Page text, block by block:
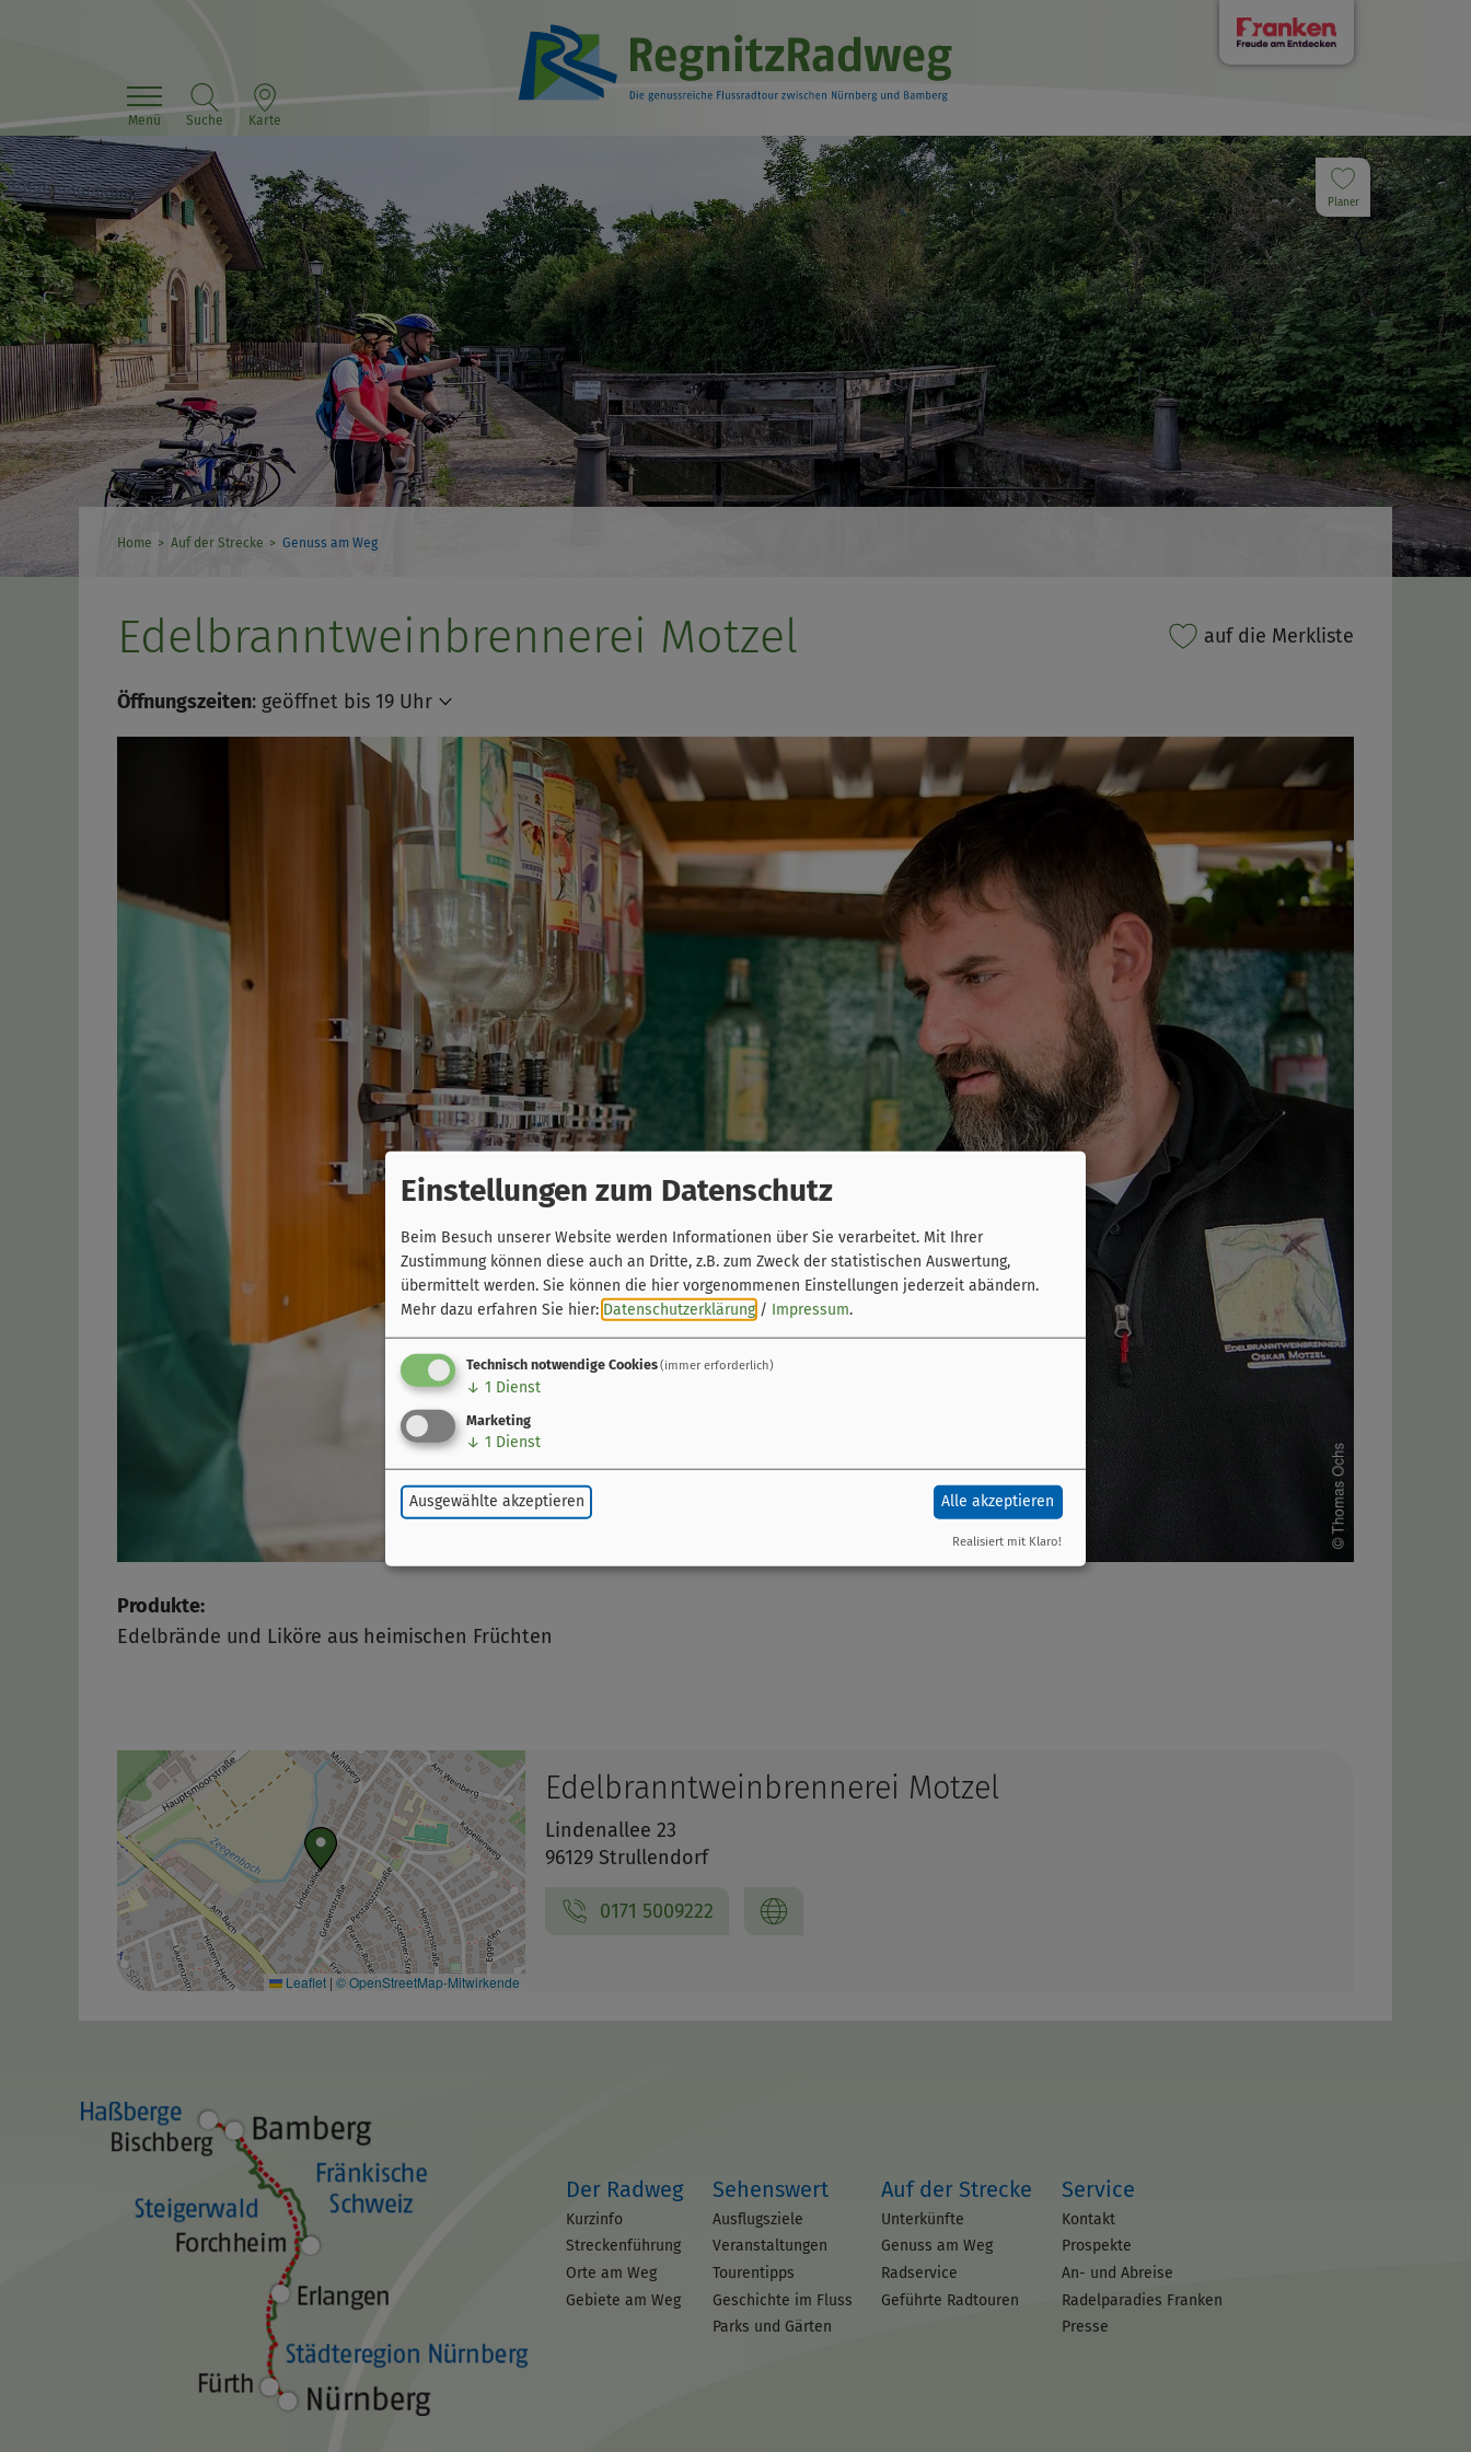
Menü Suche Karte
Planer
Home Auf der Strecke Genuss am Weg
auf die Merkliste
Edelbranntweinbrennerei Motzel
Öffnungszeiten: geöffnet bis 19 Uhr
Produkte:
Edelbrände und Liköre aus heimischen Früchten
Leaflet | © OpenStreetMap-Mitwirkende
Edelbranntweinbrennerei Motzel
Lindenallee 23
96129 Strullendorf
0171 5009222
Der Radweg
Kurzinfo
Streckenführung
Orte am Weg
Gebiete am Weg
Sehenswert
Ausflugsziele
Veranstaltungen
Tourentipps
Geschichte im Fluss
Parks und Gärten
Auf der Strecke
Unterkünfte
Genuss am Weg
Radservice
Geführte Radtouren
Service
Kontakt
Prospekte
An- und Abreise
Radelparadies Franken
Presse
Einstellungen zum Datenschutz
Beim Besuch unserer Website werden Informationen über Sie verarbeitet. Mit Ihrer
Zustimmung können diese auch an Dritte, z.B. zum Zweck der statistischen Auswertung,
übermittelt werden. Sie können die hier vorgenommenen Einstellungen jederzeit abändern.
Mehr dazu erfahren Sie hier: Datenschutzerklärung / Impressum.
Technisch notwendige Cookies(immer erforderlich)
↓ 1 Dienst
Marketing
↓ 1 Dienst
Ausgewählte akzeptieren Alle akzeptieren
Realisiert mit Klaro!